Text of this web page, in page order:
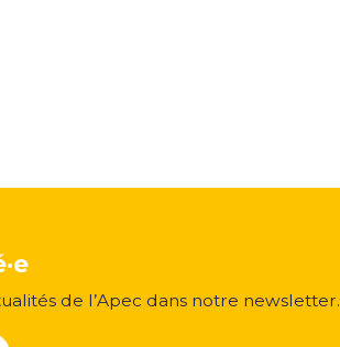
de l’Apec dans notre newsletter.